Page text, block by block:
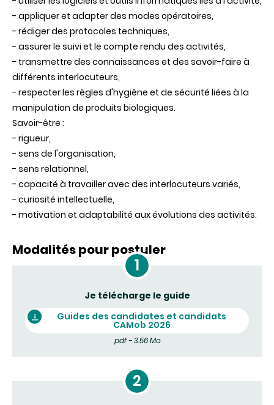
- appliquer et adapter des modes opératoires,
- rédiger des protocoles techniques,
- assurer le suivi et le compte rendu des activités,
- transmettre des connaissances et des savoir-faire à
différents interlocuteurs,
- respecter les règles d'hygiène et de sécurité liées à la
manipulation de produits biologiques.
Savoir-être :
- rigueur,
- sens de l'organisation,
- sens relationnel,
- capacité à travailler avec des interlocuteurs variés,
- curiosité intellectuelle,
- motivation et adaptabilité aux évolutions des activités.
Modalités pour postuler
Je télécharge le guide
Guides des candidates et candidats
CAMob 2026
pdf - 3.56 Mo